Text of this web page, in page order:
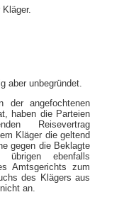
aber unbegründet.
der angefochtenen
haben die Parteien
Reisevertrag
Kläger die geltend
gegen die Beklagte
ebenfalls
Amtsgerichts zum
des Klägers aus
an.